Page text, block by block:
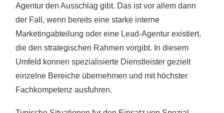
Agentur den Ausschlag gibt. Das ist vor allem dann
der Fall, wenn bereits eine starke interne
Marketingabteilung oder eine Lead-Agentur existiert,
die den strategischen Rahmen vorgibt. In diesem
Umfeld konnen spezialisierte Dienstleister gezielt
einzelne Bereiche übernehmen und mit höchster
Fachkompetenz ausfuhren.